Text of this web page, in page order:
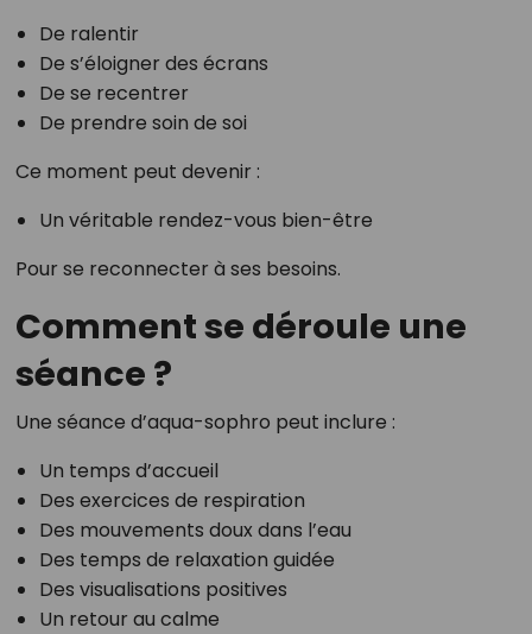
De ralentir
De s’éloigner des écrans
De se recentrer
De prendre soin de soi
Ce moment peut devenir :
Un véritable rendez-vous bien-être
Pour se reconnecter à ses besoins.
Comment se déroule une
séance ?
Une séance d’aqua-sophro peut inclure :
Un temps d’accueil
Des exercices de respiration
Des mouvements doux dans l’eau
Des temps de relaxation guidée
Des visualisations positives
Un retour au calme